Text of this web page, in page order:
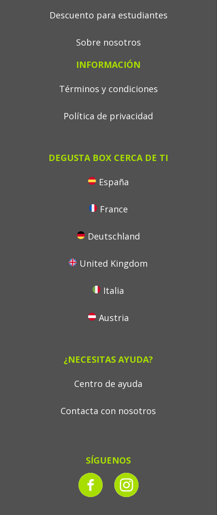
Descuento para estudiantes
Sobre nosotros
INFORMACIÓN
Términos y condiciones
Política de privacidad
DEGUSTA BOX CERCA DE TI
España
France
Deutschland
United Kingdom
Italia
Austria
¿NECESITAS AYUDA?
Centro de ayuda
Contacta con nosotros
SÍGUENOS